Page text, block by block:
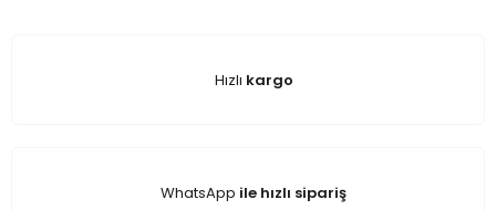
Hızlı kargo
WhatsApp ile hızlı sipariş